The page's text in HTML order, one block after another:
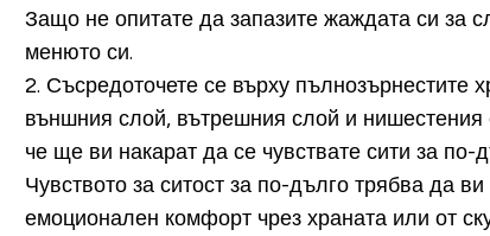
Защо не опитате да запазите жаждата си за
менюто си.
2. Съсредоточете се върху пълнозърнестите
външния слой, вътрешния слой и нишестения
че ще ви накарат да се чувствате сити за
Чувството за ситост за по-дълго трябва да
емоционален комфорт чрез храната или от